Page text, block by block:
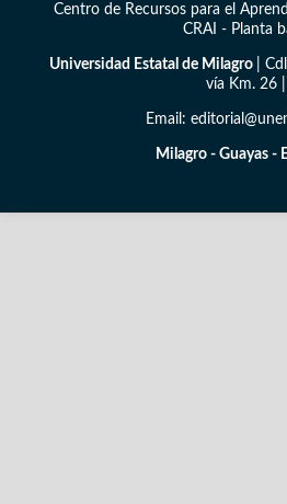
Centro de Recursos para el
CRAI - Planta
Universidad Estatal de Milagro
|
vía Km. 26 |
Email:
Milagro - Guayas -